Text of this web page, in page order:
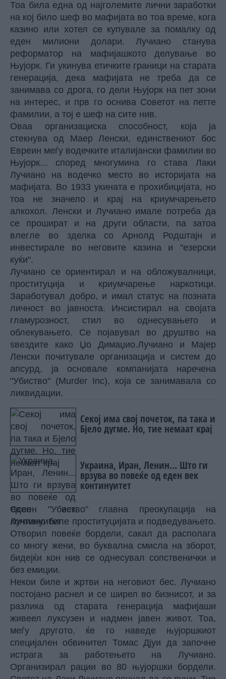
Тоа била една од најголемите лични заработки
на кој било шеф во мафијата во тоа време, кога
казино или хотел се купувале за помалку од
еден милиони долари. Лучиано станува
реформатор на мафијашкото делување во
Њујорк. Ги укинува етичките граници на старата
генерација, дека мафијата не треба да се
занимава со дрога, го дели Њујорк на пет зони
на интерес, и прв го оснива Советот на петте
фамилии, а тој е шеф на сите нив.
Оваа организациска способност, која ја
стекнува од Маер Ленски, единствениот бос
Евреин меѓу водечките италијански фамилии во
Њујорк... според многумина го става Лаки
Лучиано на водечко место во историјата на
мафијата. Во 1933 укината е прохибицијата, но
тоа не значело и крај на криумчарењето
алкохол. Ленски и Лучиано имале потреба да
се прошират и на други области, па затоа
влегле во зделка со Арнолд Родштајн и
инвестирале во неговите казина и "езерски
куќи".
Лучиано се ориентирал и на обложувалници,
проституција и криумчарење наркотици.
Заработувал добро, и имал статус на позната
личност во јавноста. Инсистирал на својата
гламурозност, стил во однесувањето и
облекувањето. Се појавувал во друштво на
ѕвездите како Џо Димаџио.Лучиано и Мајер
Ленски почитувале организација и систем до
апсурд, ја основале компанијата наречена
"Убиство" (Murder Inc), која се занимавала со
ликвидации.
Секој има свој почеток, па така и
Бјело дугме. Но, тие немаат крај
Украина, Иран, Ленин... Што ги
врзува во повеќе од еден век
континуитет
Освен "Убиство" главна преокупација на
Лучиано биле проституцијата и подведувањето.
Отворил повеќе бордели, сакал да располага
со многу жени, во буквална смисла на зборот,
бидејќи кон нив се однесувал сопственички и
без емиции.
Некои биле и жртви на неговиот бес. Лучиано
постојано раснел и се ширел во бизнисот, и за
разлика од старата генерација мафијаши
живеел луксузен и надмен јавен живот. Тоа,
меѓу другото, ќе го наведе њујоршкиот
специјален обвинител Томас Дјуи да започне
истрага за работењето на Лучиано.
Организирал рации во 80 њујоршки бордели.